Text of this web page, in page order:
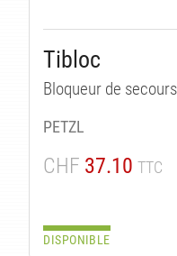
Tibloc
Bloqueur de
PETZL
CHF 37.10 TTC
DISPONIBLE